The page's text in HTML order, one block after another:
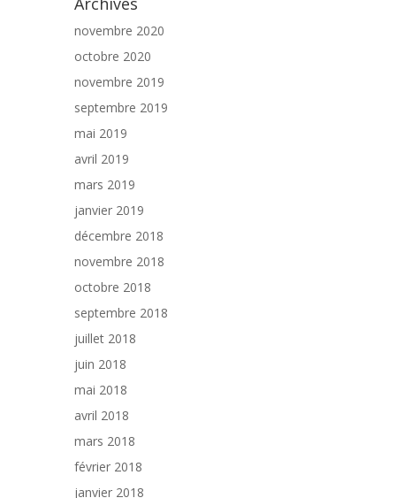
novembre 2020
octobre 2020
novembre 2019
septembre 2019
mai 2019
avril 2019
mars 2019
janvier 2019
décembre 2018
novembre 2018
octobre 2018
septembre 2018
juillet 2018
juin 2018
mai 2018
avril 2018
mars 2018
février 2018
janvier 2018